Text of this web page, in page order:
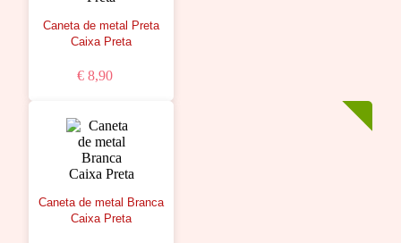
Caneta de metal Preta
Caixa Preta
€ 8,90
Caneta de metal Branca
Caixa Preta